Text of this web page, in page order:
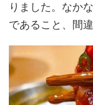
りました。なか
であること、間